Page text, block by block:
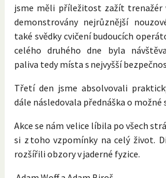
jsme měli příležitost zažít trenažér
demonstrovány nejrůznější
také svědky cvičení budoucích
celého druhého dne byla
paliva tedy místa s nejvyšší
Třetí den jsme absolvovali
dále následovala přednáška o možné
Akce se nám velice líbila po všech
si z toho vzpomínky na celý život.
rozšířili obzory v jaderné fyzice.